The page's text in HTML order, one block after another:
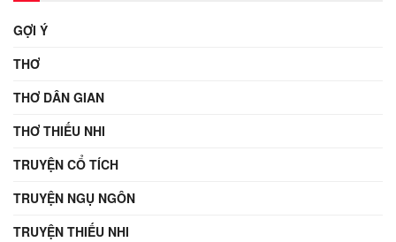
GỢI Ý
THƠ
THƠ DÂN GIAN
THƠ THIẾU NHI
TRUYỆN CỔ TÍCH
TRUYỆN NGỤ NGÔN
TRUYỆN THIẾU NHI